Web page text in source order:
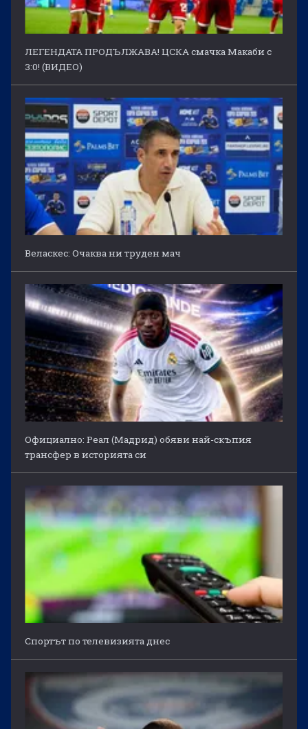
ЛЕГЕНДАТА ПРОДЪЛЖАВА! ЦСКА смачка Макаби с
3:0! (ВИДЕО)
Веласкес: Очаква ни труден мач
Официално: Реал (Мадрид) обяви най-скъпия
трансфер в историята си
Спортът по телевизията днес